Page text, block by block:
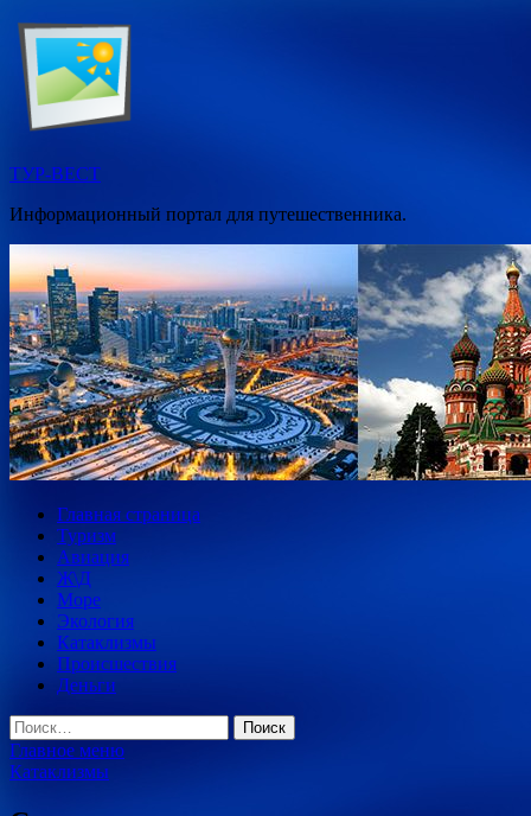
Перейти
содержимому
ТУР-ВЕСТ
Информационный портал для путешественника.
Главная страница
Туризм
Авиация
Ж\Д
Море
Экология
Катаклизмы
Происшествия
Деньги
Найти:
Главное меню
Катаклизмы